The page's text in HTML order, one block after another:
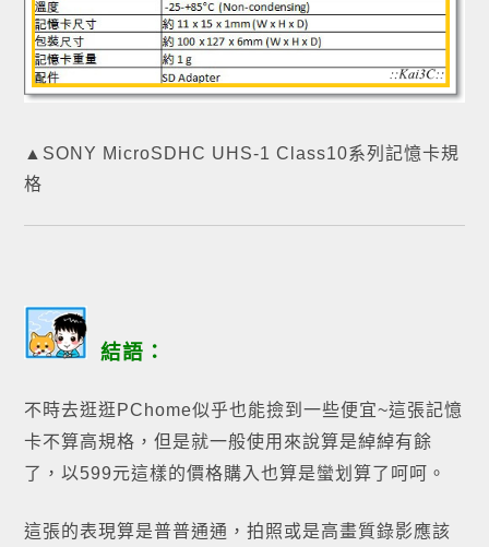
▲ SONY MicroSDHC UHS-1 Class10系列記憶卡規
格
結語：
不時去逛逛PChome似乎也能撿到一些便宜~這張記憶
卡不算高規格，但是就一般使用來說算是綽綽有餘
了，以599元這樣的價格購入也算是蠻划算了呵呵。
這張的表現算是普普通通，拍照或是高畫質錄影應該